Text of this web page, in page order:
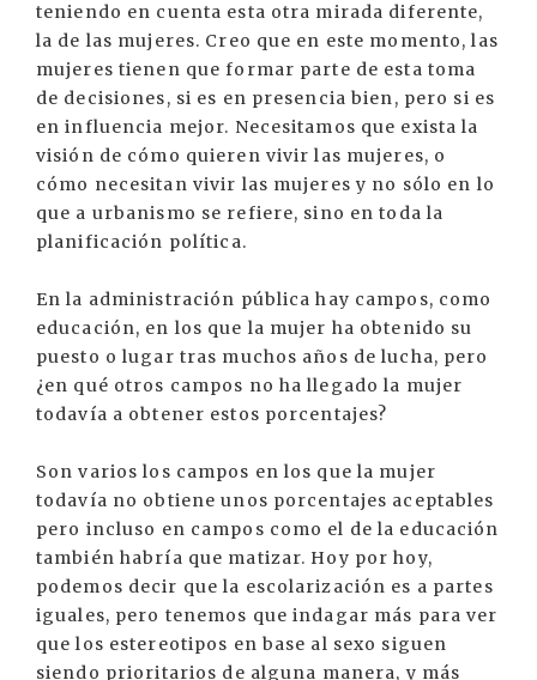
teniendo en cuenta esta otra mirada diferente,
la de las mujeres. Creo que en este momento, las
mujeres tienen que formar parte de esta toma
de decisiones, si es en presencia bien, pero si es
en influencia mejor. Necesitamos que exista la
visión de cómo quieren vivir las mujeres, o
cómo necesitan vivir las mujeres y no sólo en lo
que a urbanismo se refiere, sino en toda la
planificación política.
En la administración pública hay campos, como
educación, en los que la mujer ha obtenido su
puesto o lugar tras muchos años de lucha, pero
¿en qué otros campos no ha llegado la mujer
todavía a obtener estos porcentajes?
Son varios los campos en los que la mujer
todavía no obtiene unos porcentajes aceptables
pero incluso en campos como el de la educación
también habría que matizar. Hoy por hoy,
podemos decir que la escolarización es a partes
iguales, pero tenemos que indagar más para ver
que los estereotipos en base al sexo siguen
siendo prioritarios de alguna manera, y más